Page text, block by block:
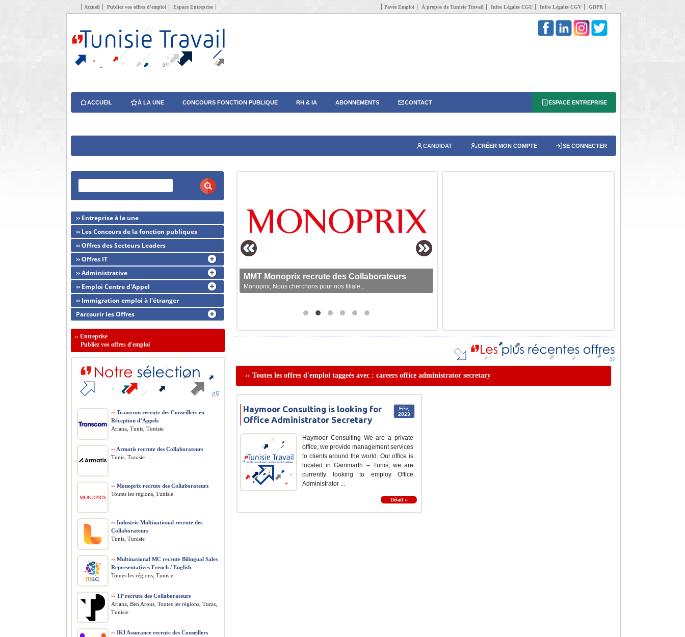
Accueil Publiez vos offres d’emploi Espace Entreprise Pavée Emploi À propos de Tunisie Travail Infos Légales CGU Infos Légales CGV GDPR
ACCUEIL À LA UNE CONCOURS FONCTION PUBLIQUE RH & IA ABONNEMENTS CONTACT ESPACE ENTREPRISE
CANDIDAT CRÉER MON COMPTE SE CONNECTER
MMT Monoprix recrute des Collaborateurs
Monoprix, Nous cherchons pour nos filiale...
›› Toutes les offres d'emploi taggeés avec : careers office administrator secretary
Fév,
2023
Haymoor Consulting is looking for
Office Administrator Secretary
Haymoor Consulting We are a private
office, we provide management services
to clients around the world. Our office is
located in Gammarth – Tunis, we are
currently looking to employ Office
Administrator ...
Détail ››
›› Entreprise à la une
›› Les Concours de la fonction publiques
›› Offres des Secteurs Leaders
›› Offres IT
›› Administrative
›› Emploi Centre d'Appel
›› Immigration emploi à l'étranger
Parcourir les Offres
›› Entreprise
Publiez vos offres d'emploi
›› Transcom recrute des Conseillers en
Réception d’Appels
Ariana, Tunis, Tunisie
›› Armatis recrute des Collaborateurs
Tunis, Tunisie
›› Monoprix recrute des Collaborateurs
Toutes les régions, Tunisie
›› Industrie Multinational recrute des
Collaborateurs
Tunis, Tunisie
›› Multinational MC recrute Bilingual Sales
Representatives French / English
Toutes les régions, Tunisie
›› TP recrute des Collaborateurs
Ariana, Ben Arous, Toutes les régions, Tunis,
Tunisie
›› IKI Assurance recrute des Conseillers